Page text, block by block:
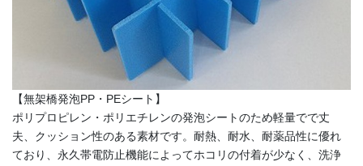
【無架橋発泡PP・PEシート】
ポリプロピレン・ポリエチレンの発泡シートのため軽量でで丈
夫、クッション性のある素材です。耐熱、耐水、耐薬品性に優れ
ており、永久帯電防止機能によってホコリの付着が少なく、洗浄